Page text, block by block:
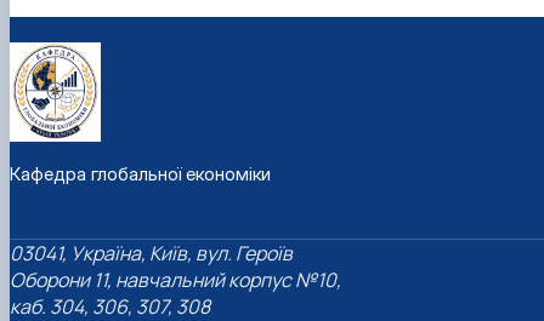
Кафедра глобальної економіки
03041, Україна, Київ, вул. Героїв
Оборони 11, навчальний корпус №10,
каб. 304, 306, 307, 308